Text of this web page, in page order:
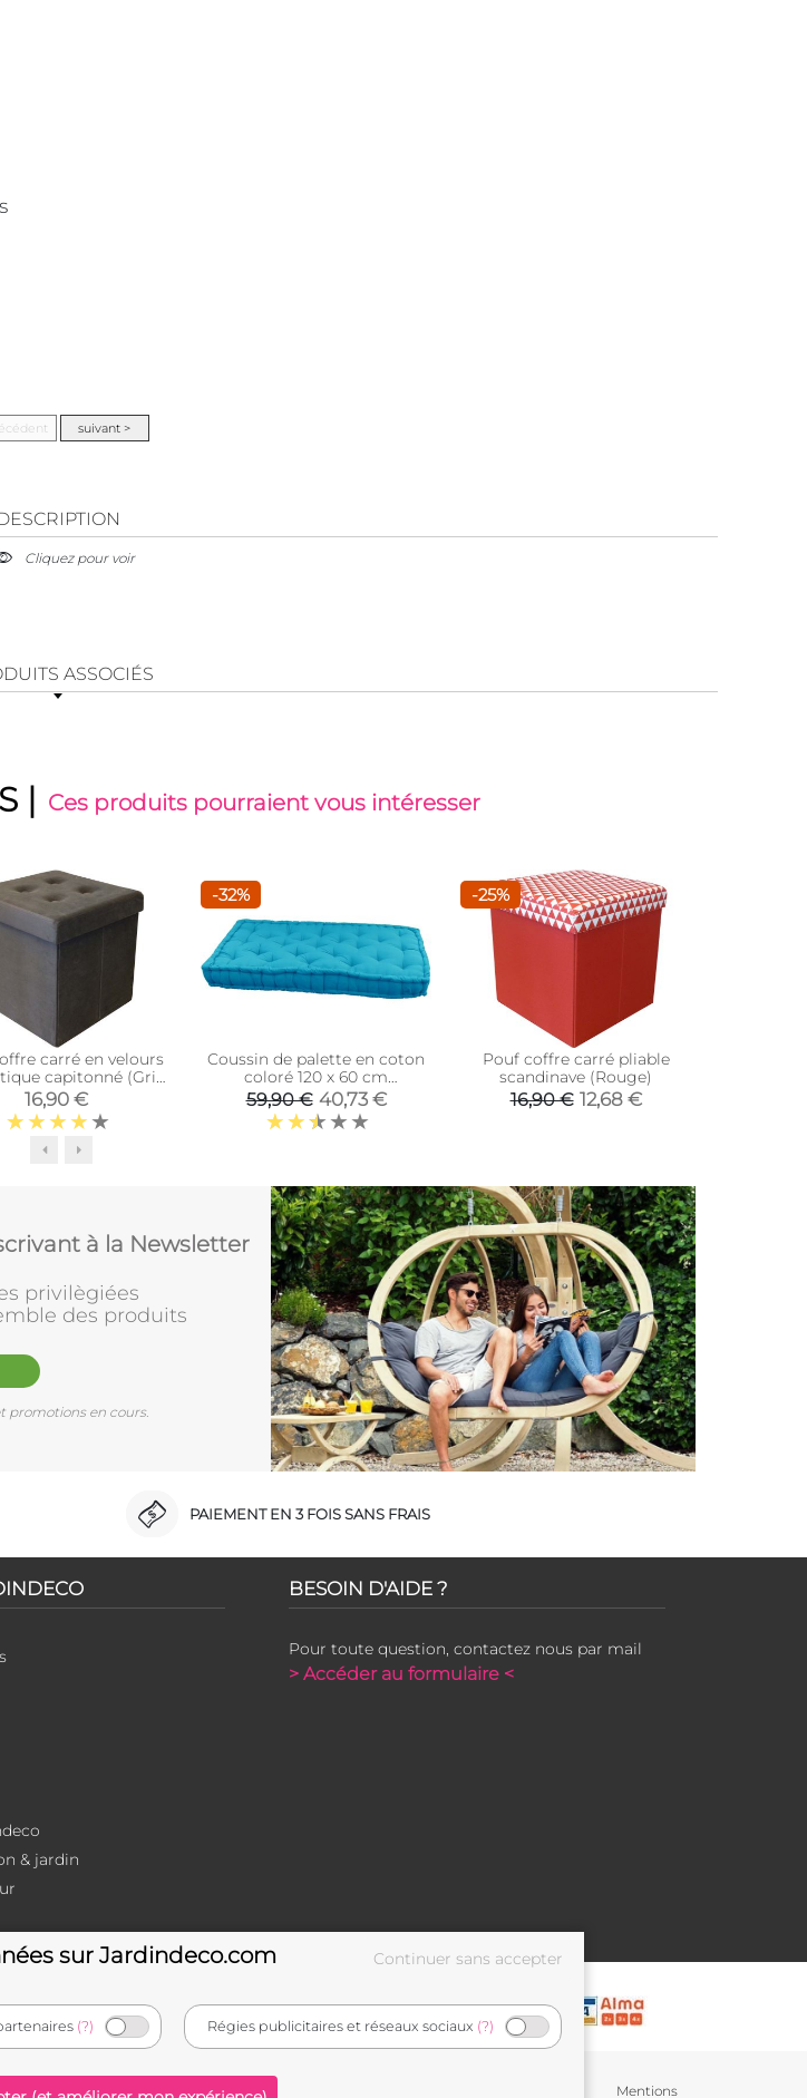
Cliquez pour voir
ASSOCIÉS
| Ces produits pourraient vous intéresser
carré en velours
capitonné (Gris
anthracite)
16,90 €
-32%
Coussin de palette en coton
coloré 120 x 60 cm
(Turquoise)
59,90 € 40,73 €
-25%
Pouf coffre carré pliable
scandinave (Rouge)
16,90 € 12,68 €
à la Newsletter
privilègiées
des produits
promotions en cours.
PAIEMENT EN 3 FOIS SANS FRAIS
& jardin
BESOIN D'AIDE ?
Pour toute question, contactez nous par mail
> Accéder au formulaire <
français
Mentions
sur Jardindeco.com
(?) Régies publicitaires et réseaux sociaux (?)